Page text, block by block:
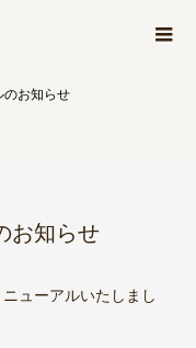
のお知らせ
お知らせ
ューアルいたしまし